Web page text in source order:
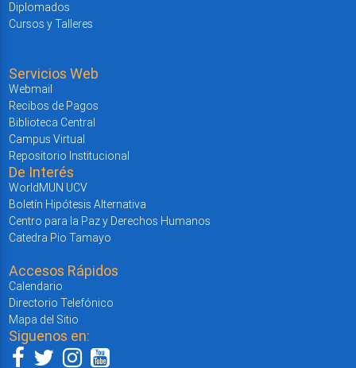
Diplomados
Cursos y Talleres
Servicios Web
Webmail
Recibos de Pagos
Biblioteca Central
Campus Virtual
Repositorio Institucional
De Interés
WorldMUN UCV
Boletín Hipótesis Alternativa
Centro para la Paz y Derechos Humanos
Catedra Pio Tamayo
Accesos Rápidos
Calendario
Directorio Telefónico
Mapa del Sitio
Siguenos en: